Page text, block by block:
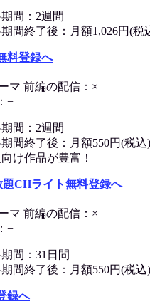
間：2週間
間終了後：月額1,026円(税
料登録へ
マ 前編の配信：×
−
間：2週間
間終了後：月額550円(税込)
け作品が豊富！
CHライト無料登録へ
マ 前編の配信：×
−
間：31日間
間終了後：月額550円(税込)
録へ